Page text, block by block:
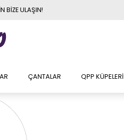
BİZE ULAŞIN!
ÇANTALAR QPP KÜPELERİ